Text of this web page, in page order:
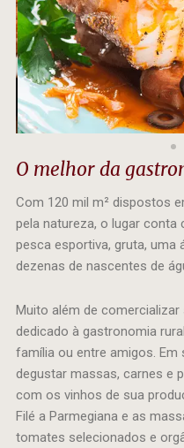
O melhor da
Com 120 mil m² dispostos
pela natureza, o lugar conta
pesca esportiva, gruta, uma
dezenas de nascentes de
Muito além de
dedicado à gastronomia
família ou entre amigos. Em
degustar massas, carnes e
com os vinhos de sua
Filé a Parmegiana e as
tomates selecionados e